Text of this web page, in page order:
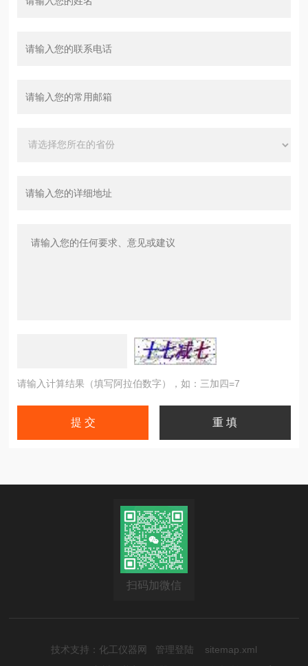
请输入计算结果（填写阿拉伯数字），如：三加四=7
扫码加微信
技术支持： 化工仪器网 管理登陆
sitemap.xml